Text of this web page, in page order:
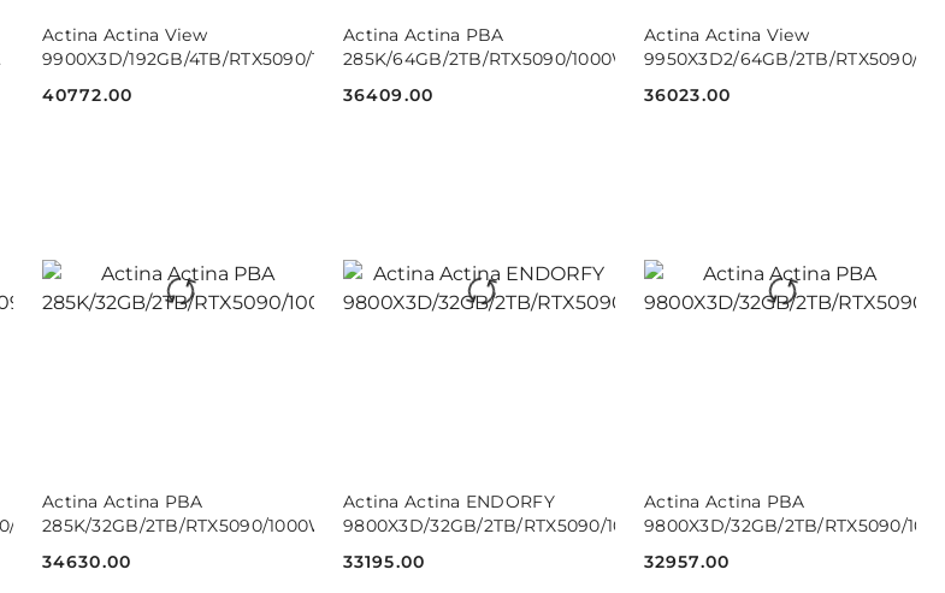
Actina Actina View
9900X3D/192GB/4TB/RTX5090/1000W/W11H
Cena:
40772.00
DO KOSZYKA
Actina Actina PBA
285K/64GB/2TB/RTX5090/1000W
Cena:
36409.00
Actina Actina View
9950X3D2/64GB/2TB/RTX5090/
Cena:
36023.00
DO KOSZYKA
1000W/W11P
Actina Actina PBA
285K/32GB/2TB/RTX5090/1000W
Cena:
34630.00
Actina Actina ENDORFY
9800X3D/32GB/2TB/RTX5090/1000W/W11H
Cena:
33195.00
Actina Actina PBA
9800X3D/32GB/2TB/RTX5090/
Cena:
32957.00